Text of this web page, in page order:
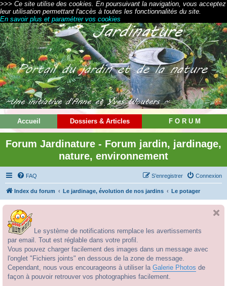
>>> Ce site utilise des cookies. En poursuivant la navigation, vous acceptez
leur utilisation permettant l'accès à toutes les fonctionnalités du site.
En savoir plus et paramétrer vos cookies
Accueil Dossiers & Articles F O R U M
Forum Jardinature - Forum jardin, jardinage,
nature, environnement
FAQ Connexion
S’enregistrer
Index du forum Le jardinage, évolution de nos jardins Le potager
Le système de notifications remplace les avertissements
par email. Tout est réglable dans votre profil.
Vous pouvez charger facilement des images dans un message avec
l'onglet "Fichiers joints" en dessous de la zone de message.
Cependant, nous vous encourageons à utiliser la Galerie Photos de
façon à pouvoir retrouver vos photographies facilement.